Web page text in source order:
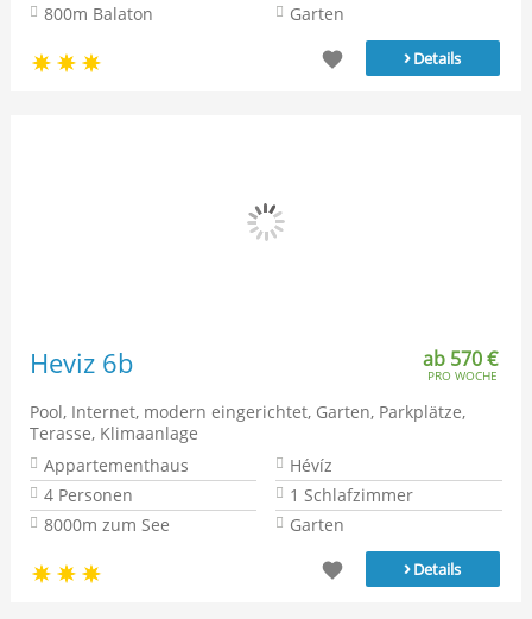
800m Balaton
Garten
›Details
Heviz 6b ab 570 €
PRO WOCHE
Pool, Internet, modern eingerichtet, Garten, Parkplätze,
Terasse, Klimaanlage
Appartementhaus
Hévíz
4 Personen
1 Schlafzimmer
8000m zum See
Garten
›Details